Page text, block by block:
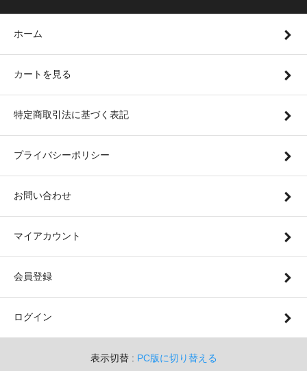
ホーム
カートを見る
特定商取引法に基づく表記
プライバシーポリシー
お問い合わせ
マイアカウント
会員登録
ログイン
表示切替 : PC版に切り替える